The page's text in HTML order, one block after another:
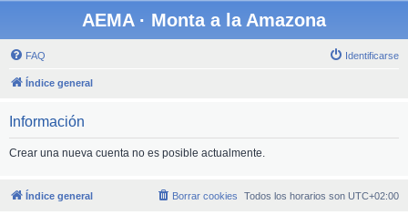
AEMA · Monta a la Amazona
FAQ Identificarse
Índice general
Información
Crear una nueva cuenta no es posible actualmente.
Índice general Todos los horarios son UTC+02:00
Borrar cookies